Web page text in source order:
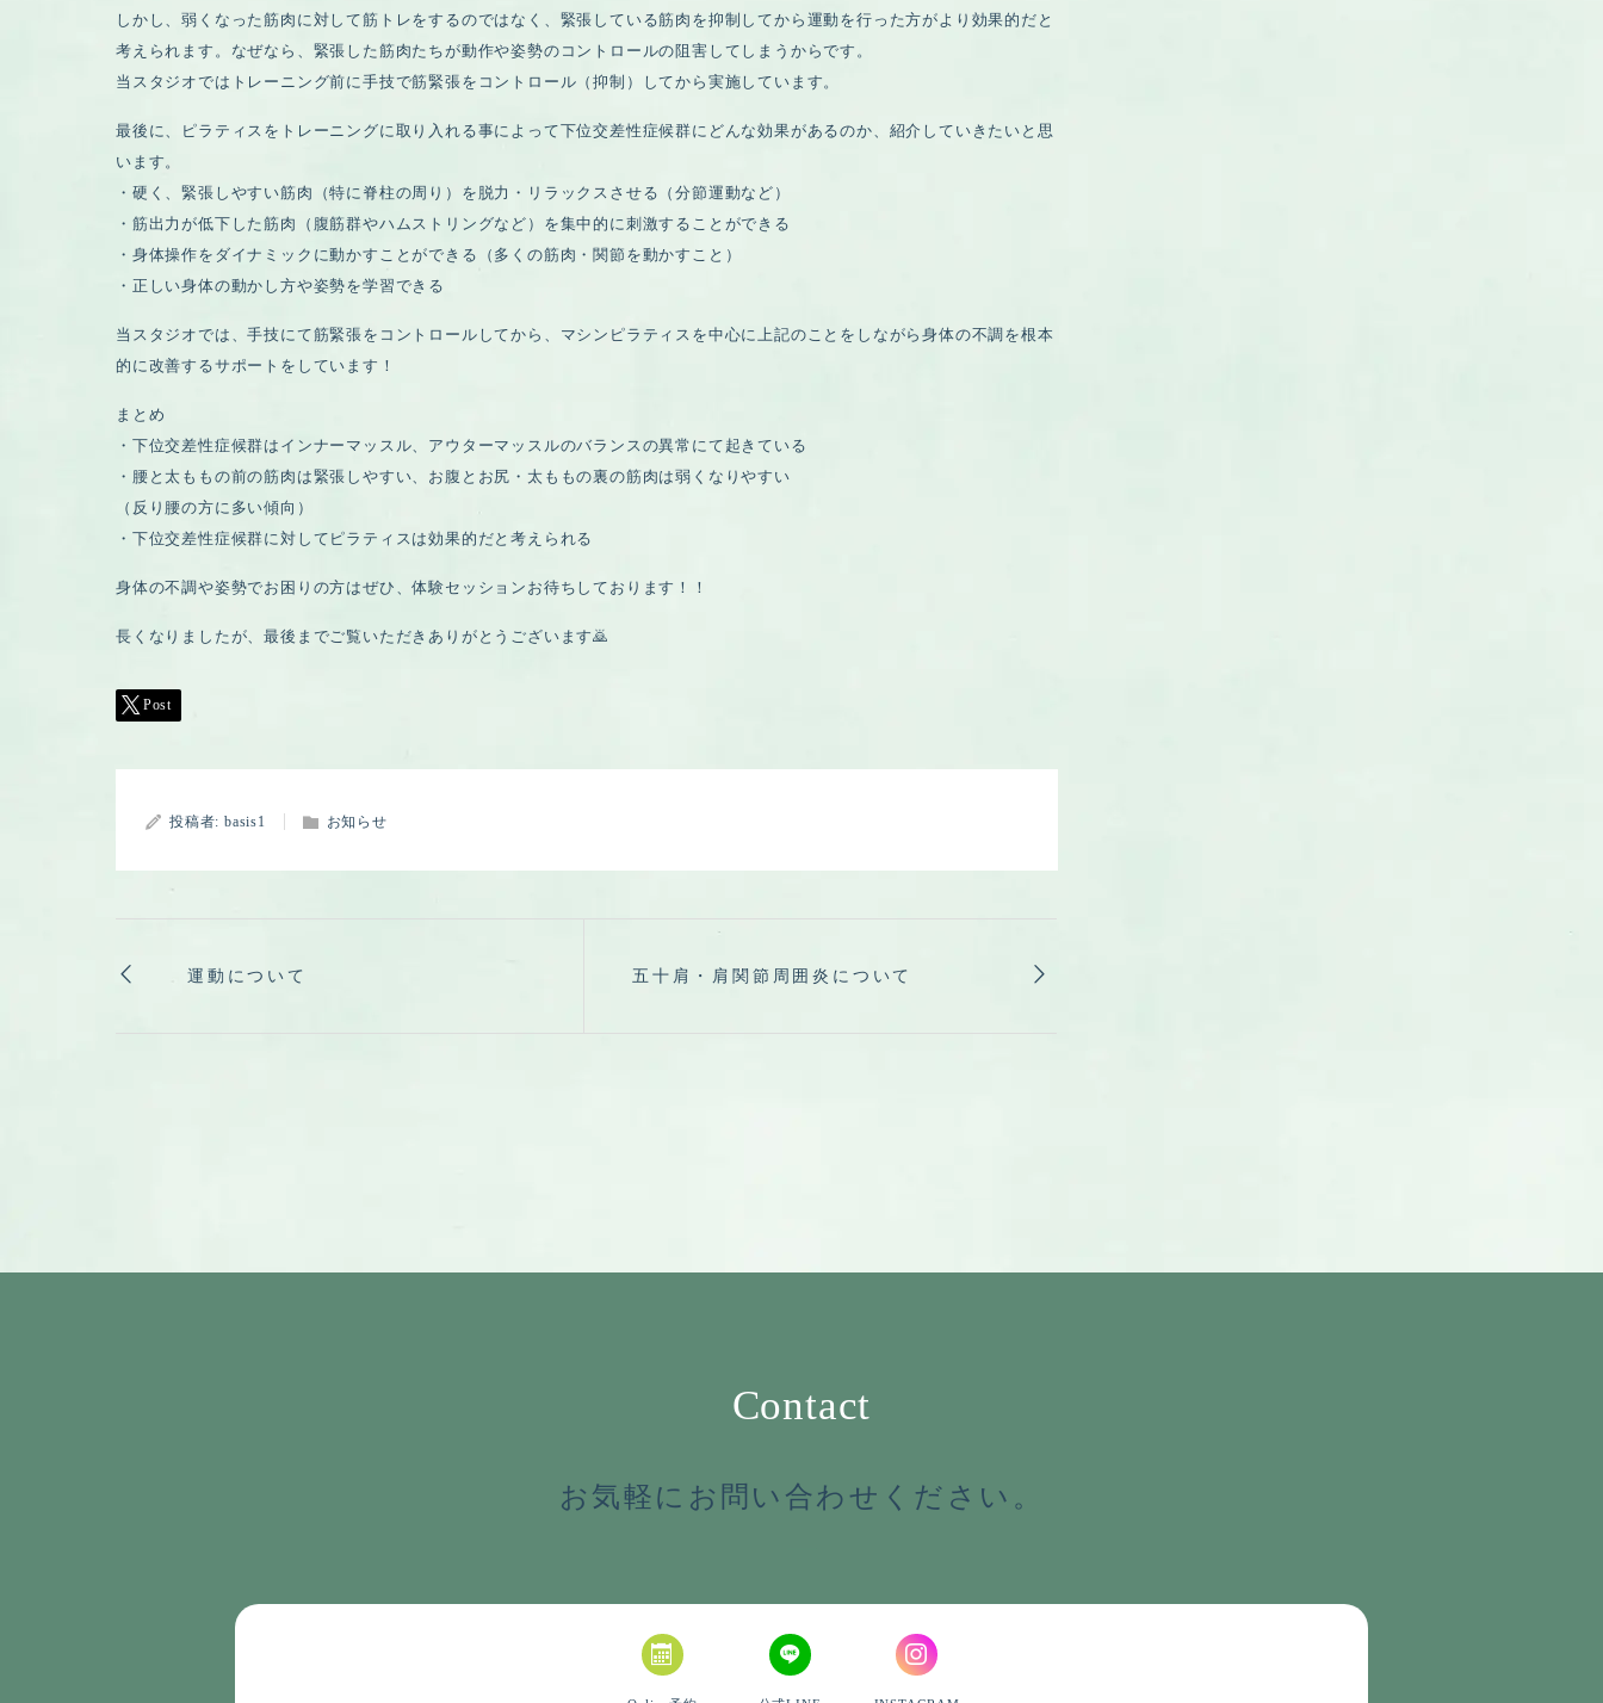
しかし、弱くなった筋肉に対して筋トレをするのではなく、緊張している筋肉を抑制してから運動を行った方がより効果的だと
考えられます。なぜなら、緊張した筋肉たちが動作や姿勢のコントロールの阻害してしまうからです。
当スタジオではトレーニング前に手技で筋緊張をコントロール（抑制）してから実施しています。
最後に、ピラティスをトレーニングに取り入れる事によって下位交差性症候群にどんな効果があるのか、紹介していきたいと思
います。
・硬く、緊張しやすい筋肉（特に脊柱の周り）を脱力・リラックスさせる（分節運動など）
・筋出力が低下した筋肉（腹筋群やハムストリングなど）を集中的に刺激することができる
・身体操作をダイナミックに動かすことができる（多くの筋肉・関節を動かすこと）
・正しい身体の動かし方や姿勢を学習できる
当スタジオでは、手技にて筋緊張をコントロールしてから、マシンピラティスを中心に上記のことをしながら身体の不調を根本
的に改善するサポートをしています！
まとめ
・下位交差性症候群はインナーマッスル、アウターマッスルのバランスの異常にて起きている
・腰と太ももの前の筋肉は緊張しやすい、お腹とお尻・太ももの裏の筋肉は弱くなりやすい
（反り腰の方に多い傾向）
・下位交差性症候群に対してピラティスは効果的だと考えられる
身体の不調や姿勢でお困りの方はぜひ、体験セッションお待ちしております！！
長くなりましたが、最後までご覧いただきありがとうございます🙇
Post
投稿者: basis1 お知らせ
運動について 五十肩・肩関節周囲炎について
Contact
お気軽にお問い合わせください。